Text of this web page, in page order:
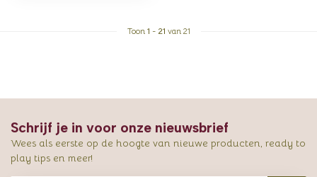
Toon 1 - 21 van 21
Schrijf je in voor onze nieuwsbrief
Wees als eerste op de hoogte van nieuwe producten, ready to
play tips en meer!